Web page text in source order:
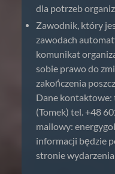
dla potrzeb
Zawodnik, który
zawodach
komunikat
sobie prawo do
zakończenia
Dane kontaktowe:
(Tomek) tel. +48
mailowy:
informacji będzie
stronie